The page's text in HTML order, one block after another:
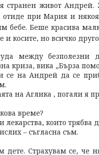
странен живот
отиде при Мария и
бебе. Беше красива
косите, но всичко
между безполезни
криза, вика „Бърза
се на Андрей да се
на Аглика , погали я
време?
които трябва
– съгласна съм.
дете. Страхувам се, че